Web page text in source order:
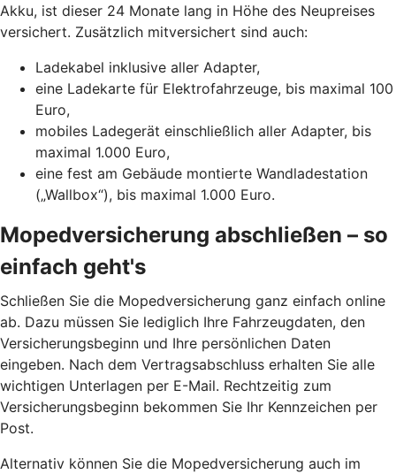
Akku, ist dieser 24 Monate lang in Höhe des Neupreises
versichert. Zusätzlich mitversichert sind auch:
Ladekabel inklusive aller Adapter,
eine Ladekarte für Elektrofahrzeuge, bis maximal 100
Euro,
mobiles Ladegerät einschließlich aller Adapter, bis
maximal 1.000 Euro,
eine fest am Gebäude montierte Wandladestation
(„Wallbox“), bis maximal 1.000 Euro.
Mopedversicherung abschließen – so
einfach geht's
Schließen Sie die Mopedversicherung ganz einfach online
ab. Dazu müssen Sie lediglich Ihre Fahrzeugdaten, den
Versicherungsbeginn und Ihre persönlichen Daten
eingeben. Nach dem Vertragsabschluss erhalten Sie alle
wichtigen Unterlagen per E-Mail. Rechtzeitig zum
Versicherungsbeginn bekommen Sie Ihr Kennzeichen per
Post.
Alternativ können Sie die Mopedversicherung auch im